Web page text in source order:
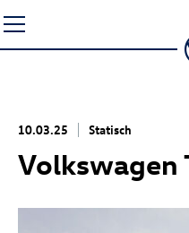
Seiteninhalt
springen
10.03.25 Statisch
Volkswagen